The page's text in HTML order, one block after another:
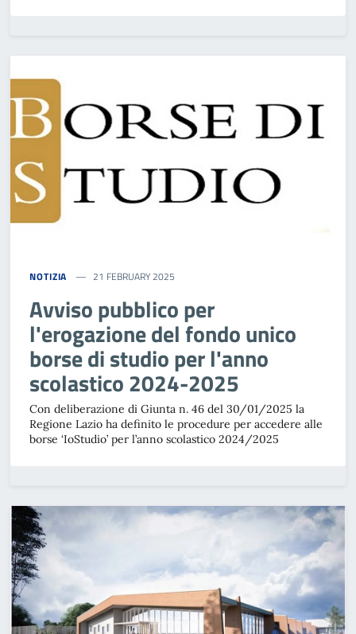
NOTIZIA 21 FEBRUARY 2025
Avviso pubblico per
l'erogazione del fondo unico
borse di studio per l'anno
scolastico 2024-2025
Con deliberazione di Giunta n. 46 del 30/01/2025 la
Regione Lazio ha definito le procedure per accedere alle
borse ‘IoStudio’ per l’anno scolastico 2024/2025